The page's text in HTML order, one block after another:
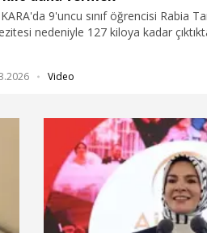
9'uncu sınıf öğrencisi Rabia
nedeniyle 127 kiloya kadar
107 kiloya düşen Tammiş,
Video